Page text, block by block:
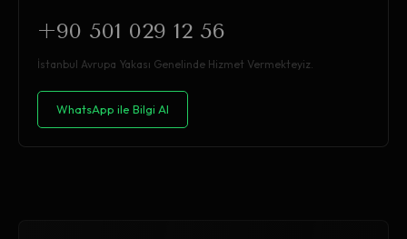
+90 501 029 12 56
İstanbul Avrupa Yakası Genelinde Hizmet Vermekteyiz.
WhatsApp ile Bilgi Al